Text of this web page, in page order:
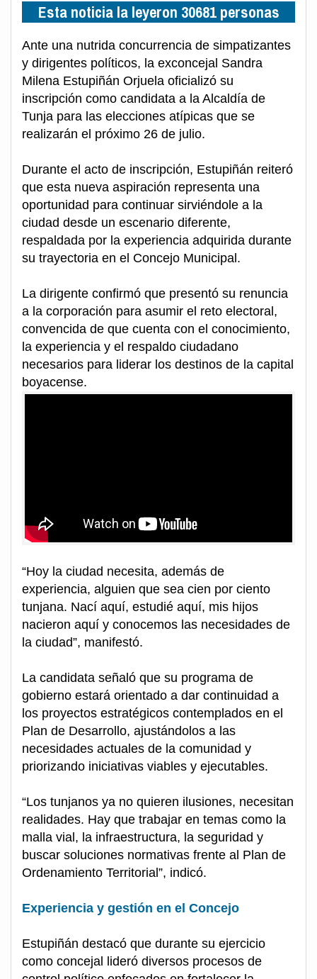
Esta noticia la leyeron 30681 personas
Ante una nutrida concurrencia de simpatizantes
y dirigentes políticos, la exconcejal Sandra
Milena Estupiñán Orjuela oficializó su
inscripción como candidata a la Alcaldía de
Tunja para las elecciones atípicas que se
realizarán el próximo 26 de julio.
Durante el acto de inscripción, Estupiñán reiteró
que esta nueva aspiración representa una
oportunidad para continuar sirviéndole a la
ciudad desde un escenario diferente,
respaldada por la experiencia adquirida durante
su trayectoria en el Concejo Municipal.
La dirigente confirmó que presentó su renuncia
a la corporación para asumir el reto electoral,
convencida de que cuenta con el conocimiento,
la experiencia y el respaldo ciudadano
necesarios para liderar los destinos de la capital
boyacense.
“Hoy la ciudad necesita, además de
experiencia, alguien que sea cien por ciento
tunjana. Nací aquí, estudié aquí, mis hijos
nacieron aquí y conocemos las necesidades de
la ciudad”, manifestó.
La candidata señaló que su programa de
gobierno estará orientado a dar continuidad a
los proyectos estratégicos contemplados en el
Plan de Desarrollo, ajustándolos a las
necesidades actuales de la comunidad y
priorizando iniciativas viables y ejecutables.
“Los tunjanos ya no quieren ilusiones, necesitan
realidades. Hay que trabajar en temas como la
malla vial, la infraestructura, la seguridad y
buscar soluciones normativas frente al Plan de
Ordenamiento Territorial”, indicó.
Experiencia y gestión en el Concejo
Estupiñán destacó que durante su ejercicio
como concejal lideró diversos procesos de